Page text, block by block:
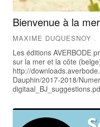
Bienvenue à la
MAXIME DUQUESNOY
Les éditions AVERBODE
sur la mer et la côte
http://
Dauphin/2017-2018/